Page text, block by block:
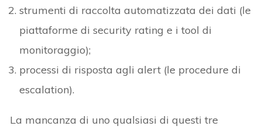
strumenti di raccolta automatizzata dei dati (le
piattaforme di security rating e i tool di
monitoraggio);
processi di risposta agli alert (le procedure di
escalation).
La mancanza di uno qualsiasi di questi tre